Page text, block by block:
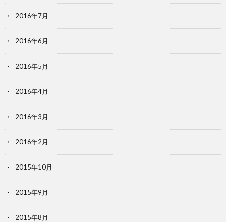
2016年7月
2016年6月
2016年5月
2016年4月
2016年3月
2016年2月
2015年10月
2015年9月
2015年8月